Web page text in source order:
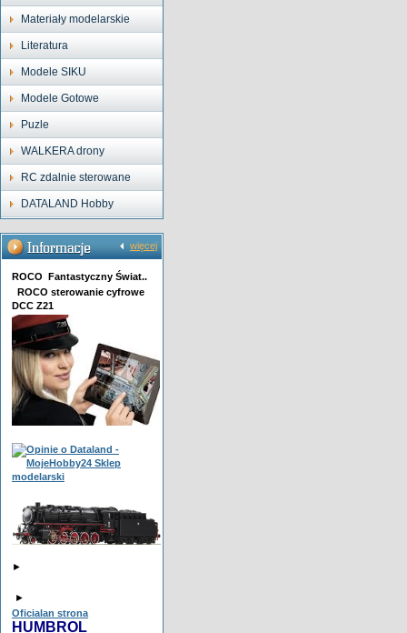
Materiały modelarskie
Literatura
Modele SIKU
Modele Gotowe
Puzle
WALKERA drony
RC zdalnie sterowane
DATALAND Hobby
więcej
ROCO Fantastyczny Świat..
ROCO sterowanie cyfrowe
DCC Z21
►
►
Oficialan strona
HUMBROL